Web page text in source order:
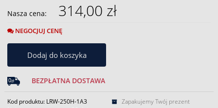
Nasza cena: 314,00 zł
NEGOCJUJ CENĘ
Dodaj do koszyka
BEZPŁATNA DOSTAWA
Kod produktu: LRW-250H-1A3
Zapakujemy Twój prezent